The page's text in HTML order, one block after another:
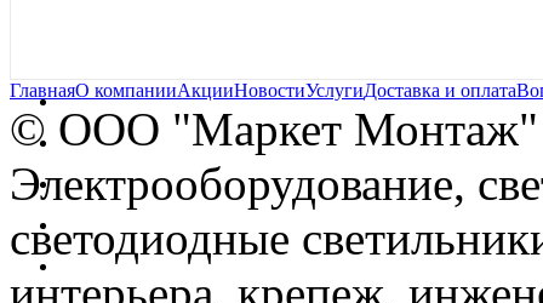
ГлавнаяО компанииАкцииНовостиУслугиДоставка и оплата
© OOO "Маркет Монтаж"
Электрооборудование,
светодиодные